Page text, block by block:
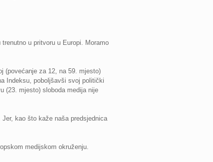
u pritvoru u Europi. Moramo
(povećanje za 12, na 59. mjesto)
Indeksu, poboljšavši svoj politički
(23. mjesto) sloboda medija nije
kao što kaže naša predsjednica
medijskom okruženju.